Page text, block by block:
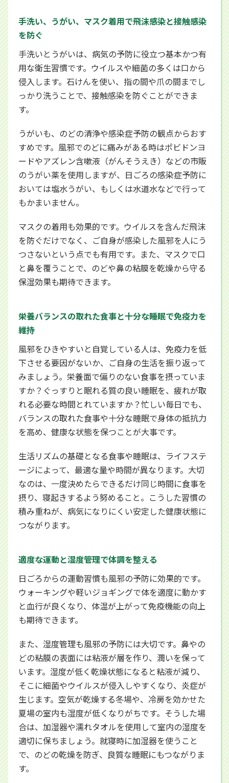
手洗い、うがい、マスク着用で飛沫感染と接触感染
を防ぐ
手洗いとうがいは、病気の予防に役立つ基本かつ有
用な衛生習慣です。ウイルスや細菌の多くは口から
侵入します。石けんを使い、指の間や爪の間までし
っかり洗うことで、接触感染を防ぐことができま
す。
うがいも、のどの清浄や感染症予防の観点からおす
すめです。風邪でのどに痛みがある時はポビドンヨ
ードやアズレン含嗽液（がんそうえき）などの市販
のうがい薬を使用しますが、日ごろの感染症予防に
おいては塩水うがい、もしくは水道水などで行って
もかまいません。
マスクの着用も効果的です。ウイルスを含んだ飛沫
を防ぐだけでなく、ご自身が感染した風邪を人にう
つさないという点でも有用です。また、マスクで口
と鼻を覆うことで、のどや鼻の粘膜を乾燥から守る
保湿効果も期待できます。
栄養バランスの取れた食事と十分な睡眠で免疫力を
維持
風邪をひきやすいと自覚している人は、免疫力を低
下させる要因がないか、ご自身の生活を振り返って
みましょう。栄養面で偏りのない食事を摂っていま
すか？ぐっすりと眠れる質の良い睡眠を、疲れが取
れる必要な時間とれていますか？忙しい毎日でも、
バランスの取れた食事や十分な睡眠で身体の抵抗力
を高め、健康な状態を保つことが大事です。
生活リズムの基礎となる食事や睡眠は、ライフステ
ージによって、最適な量や時間が異なります。大切
なのは、一度決めたらできるだけ同じ時間に食事を
摂り、寝起きするよう努めること。こうした習慣の
積み重ねが、病気になりにくい安定した健康状態に
つながります。
適度な運動と湿度管理で体調を整える
日ごろからの運動習慣も風邪の予防に効果的です。
ウォーキングや軽いジョギングで体を適度に動かす
と血行が良くなり、体温が上がって免疫機能の向上
も期待できます。
また、湿度管理も風邪の予防には大切です。鼻やの
どの粘膜の表面には粘液が層を作り、潤いを保って
います。湿度が低く乾燥状態になると粘液が減り、
そこに細菌やウイルスが侵入しやすくなり、炎症が
生じます。空気が乾燥する冬場や、冷房を効かせた
夏場の室内も湿度が低くなりがちです。そうした場
合は、加湿器や濡れタオルを使用して室内の湿度を
適切に保ちましょう。就寝時に加湿器を使うこと
で、のどの乾燥を防ぎ、良質な睡眠にもつながりま
す。